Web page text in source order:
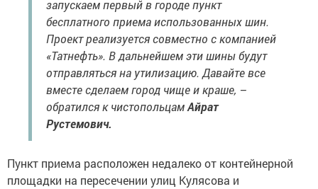
запускаем первый в городе пункт
бесплатного приема использованных шин.
Проект реализуется совместно с компанией
«Татнефть». В дальнейшем эти шины будут
отправляться на утилизацию. Давайте все
вместе сделаем город чище и краше, –
обратился к чистопольцамАйрат
Рустемович.
Пункт приема расположен недалеко от контейнерной
площадки на пересечении улиц Кулясова и